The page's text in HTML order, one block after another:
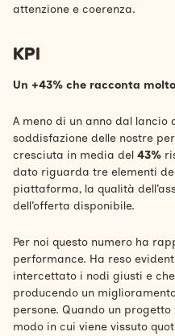
attenzione e coerenza.
KPI
Un +43% che racconta
A meno di un anno dal
soddisfazione delle nostre
cresciuta in media del 43%
dato riguarda tre elementi
piattaforma, la qualità
dell’offerta disponibile.
Per noi questo numero ha
performance. Ha reso
intercettato i nodi giusti e
producendo un
persone. Quando un
modo in cui viene vissuto